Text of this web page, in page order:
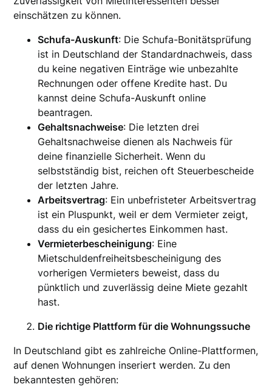
einschätzen zu können.
Schufa-Auskunft: Die Schufa-Bonitätsprüfung
ist in Deutschland der Standardnachweis, dass
du keine negativen Einträge wie unbezahlte
Rechnungen oder offene Kredite hast. Du
kannst deine Schufa-Auskunft online
beantragen.
Gehaltsnachweise: Die letzten drei
Gehaltsnachweise dienen als Nachweis für
deine finanzielle Sicherheit. Wenn du
selbstständig bist, reichen oft Steuerbescheide
der letzten Jahre.
Arbeitsvertrag: Ein unbefristeter Arbeitsvertrag
ist ein Pluspunkt, weil er dem Vermieter zeigt,
dass du ein gesichertes Einkommen hast.
Vermieterbescheinigung: Eine
Mietschuldenfreiheitsbescheinigung des
vorherigen Vermieters beweist, dass du
pünktlich und zuverlässig deine Miete gezahlt
hast.
Die richtige Plattform für die Wohnungssuche
In Deutschland gibt es zahlreiche Online-Plattformen,
auf denen Wohnungen inseriert werden. Zu den
bekanntesten gehören: